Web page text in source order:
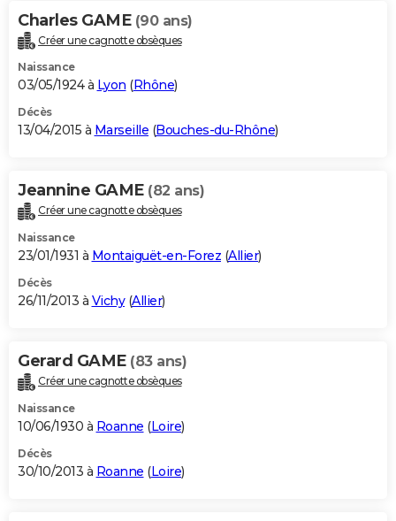
Charles GAME (90 ans)
Créer une cagnotte obsèques
Naissance
03/05/1924 à Lyon (Rhône)
Décès
13/04/2015 à Marseille (Bouches-du-Rhône)
Jeannine GAME (82 ans)
Créer une cagnotte obsèques
Naissance
23/01/1931 à Montaiguët-en-Forez (Allier)
Décès
26/11/2013 à Vichy(Allier)
Gerard GAME (83 ans)
Créer une cagnotte obsèques
Naissance
10/06/1930 à Roanne (Loire)
Décès
30/10/2013 à Roanne (Loire)